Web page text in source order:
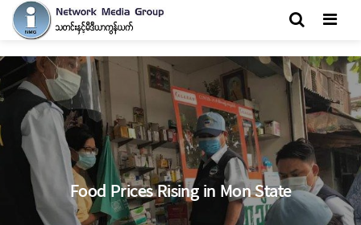
Food Prices Rising in Mon State